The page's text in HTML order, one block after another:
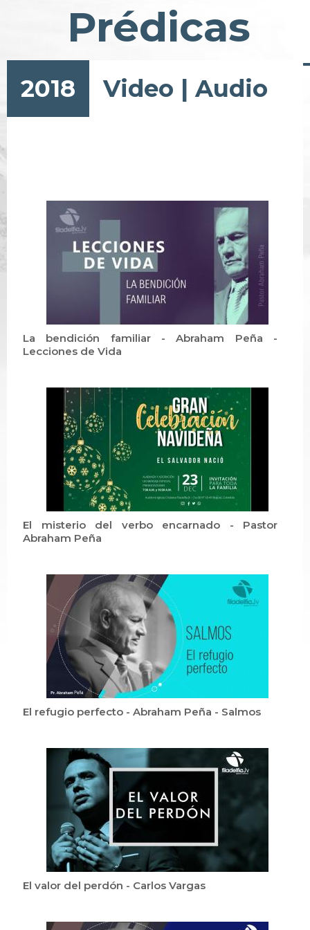
Prédicas
2018 Video | Audio
La bendición familiar - Abraham Peña -
Lecciones de Vida
El misterio del verbo encarnado - Pastor
Abraham Peña
El refugio perfecto - Abraham Peña - Salmos
El valor del perdón - Carlos Vargas
Pagination